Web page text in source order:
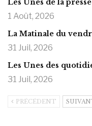
Les Unes de la
1 Août, 2026
La Matinale du
31 Juil, 2026
Les Unes des
31 Juil, 2026
PRÉCÉDENT